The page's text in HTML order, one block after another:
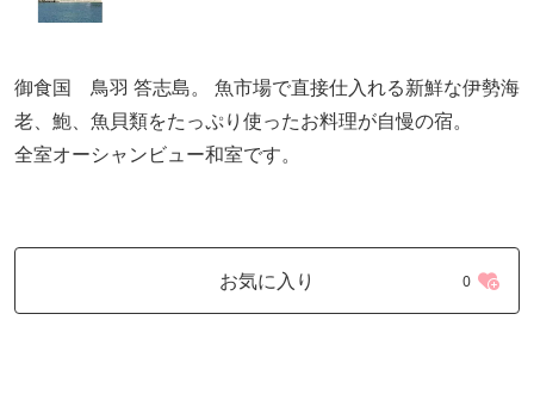
御食国 鳥羽 答志島。 魚市場で直接仕入れる新鮮な伊勢海
老、鮑、魚貝類をたっぷり使ったお料理が自慢の宿。
全室オーシャンビュー和室です。
お気に入り 0